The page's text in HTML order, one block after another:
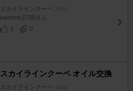
スカイラインクーペ [V36]
kaname3700さん
3
0
スカイラインクーペ オイル交換
スカイラインクーペ [V36]